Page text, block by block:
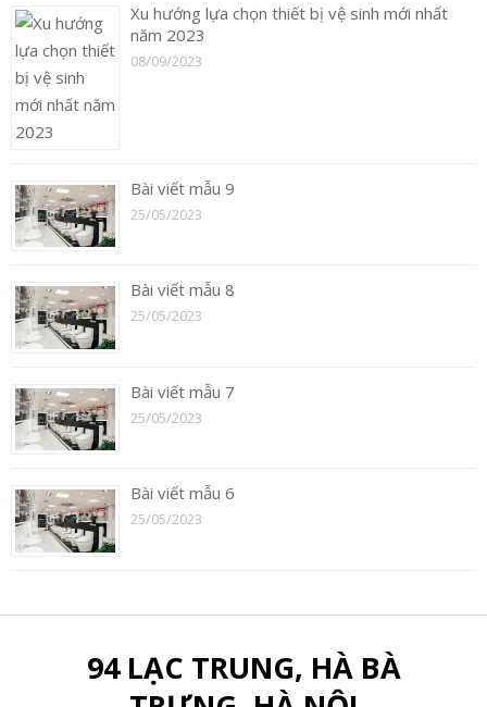
Xu hướng lựa chọn thiết bị vệ sinh mới nhất
năm 2023
08/09/2023
Bài viết mẫu 9
25/05/2023
Bài viết mẫu 8
25/05/2023
Bài viết mẫu 7
25/05/2023
Bài viết mẫu 6
25/05/2023
94 LẠC TRUNG, HÀ BÀ